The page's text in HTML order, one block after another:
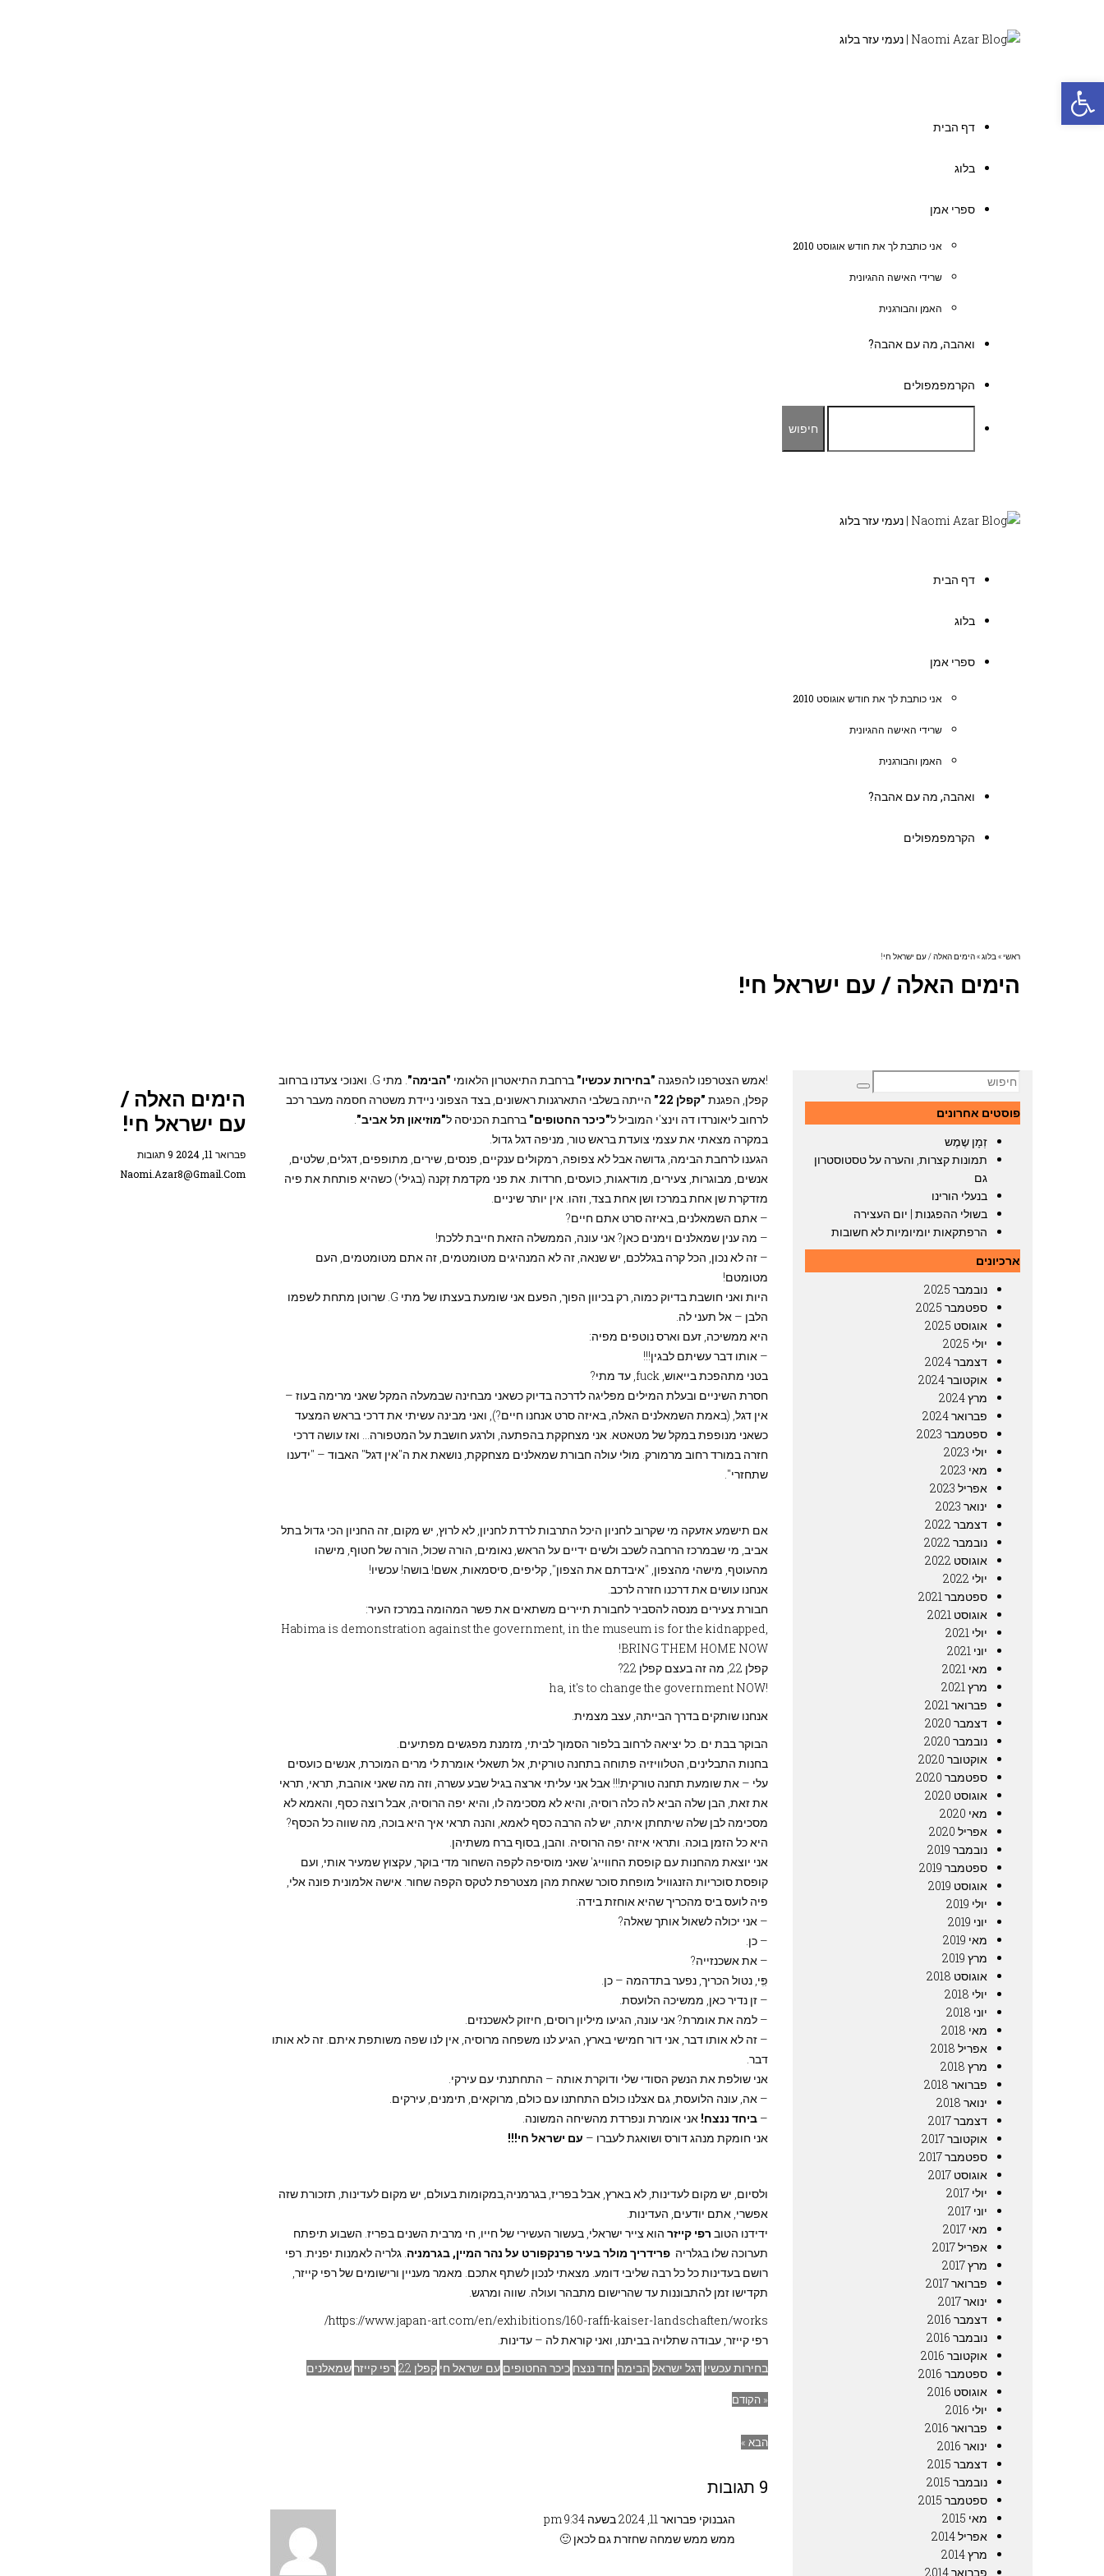
דף הבית
בלוג
ספרי אמן
אני כותבת לך את חודש אוגוסט 2010
שרידי האישה ההגיונית
האמן והבורגנית
ואהבה, מה עם אהבה?
הקרמפמפולים
דף הבית
בלוג
ספרי אמן
אני כותבת לך את חודש אוגוסט 2010
שרידי האישה ההגיונית
האמן והבורגנית
ואהבה, מה עם אהבה?
הקרמפמפולים
ראשי» בלוג»הימים האלה / עם ישראל חי!
הימים האלה / עם ישראל חי!
הימים האלה /
עם ישראל חי!
פברואר 11, 2024
9 תגובות
Naomi.azar8@gmail.com
!אמש הצטרפנו להפגנה "בחירות עכשיו" ברחבת התיאטרון הלאומי "הבימה"
. מתי G. ואנוכי צעדנו ברחוב
קפלן, הפגנת "קפלן 22" הייתה בשלבי התארגנות ראשונים, בצד הצפוני ניידת משטרה חסמה מעבר רכב
לרחוב ליאונרדו דה וינצ'י המוביל ל"כיכרהחטופים" ברחבת הכניסה ל"מוזיאון תל אביב"
במקרה מצאתי את עצמי צועדת בראש טור, מניפה דגל גדול.
הגענו לרחבת הבימה, גדושה אבל לא צפופה, רמקולים ענקיים, פנסים, שירים, מתופפים, דגלים, שלטים,
אנשים, מבוגרות, צעירים, מודאגות, כועסים, חרדות. את פני מקדמת זְקנה (בגילי) כשהיא פותחת את פיה
מזדקרת שן אחת במרכז ושן אחת בצד, וזהו. אין יותר שיניים.
– אתם השמאלנים, באיזה סרט אתם חיים?
– מה ענין שמאלנים וימנים כאן? אני עונה, הממשלה הזאת חייבת ללכת!
– זה לא נכון, הכל קרה בגללכם, יש שנאה, זה לא המנהיגים מטומטמים, זה אתם מטומטמים, העם
מטומטם!
היות ואני חושבת בדיוק כמוה, רק בכיוון הפוך, הפעם אני שומעת בעצתו של מתי G. שרוטן מתחת לשפמו
הלבן – אל תעני לה.
היא ממשיכה, זעם וארס נוטפים מפיה:
– אותו דבר עשיתם לבגין!!!
בטני מתהפכת בייאוש, fuck, עד מתי?
חסרת השיניים ובעלת המילים מפליגה לדרכה בדיוק כשאני מבחינה שבמעלה המקל שאני מרימה בעוז –
אין דגל, (באמת השמאלנים האלה, באיזה סרט אנחנו חיים?), ואני מבינה עשיתי את דרכי בראש המצעד
כשאני מנופפת במקל של מטאטא. אני מצחקקת בהפתעה, ולרגע חושבת על המטפורה… ואז עושה דרכי
חזרה במורד רחוב מרמורק. מולי עולה חבורת שמאלנים מצחקקת, נושאת את ה"אין דגל" האבוד – "ידענו
שתחזרי".
אם תישמע אזעקה מי שקרוב לחניון היכל התרבות לרדת לחניון, לא לרוץ, יש מקום, זה החניון הכי גדול בתל
אביב, מי שבמרכז הרחבה לשכב ולשים ידיים על הראש, נאומים, הורה שכול, הורה של חטוף, מישהו
מהעוטף, מישהי מהצפון, "איבדתם את הצפון", קליפים, סיסמאות, אשם! בושה! עכשיו!
אנחנו עושים את דרכנו חזרה לרכב.
חבורת צעירים מנסה להסביר לחבורת תיירים משתאים את פשר המהומה במרכז העיר:
Habima is demonstration against the government, in the museum is for the kidnapped,
BRING THEM HOME NOW!
קפלן 22, מה זה בעצם קפלן 22?
!ha, it's to change the government NOW
אנחנו שותקים בדרך הבייתה, עצב מצמית.
הבוקר בבת ים. כל יציאה לרחוב בלפור הסמוך לביתי, מזמנת מפגשים מפתיעים.
בחנות התבלינים, הטלוויזיה פתוחה בתחנה טורקית, אל תשאלי אומרת לי מרים המוכרת, אנשים כועסים
עלי – את שומעת תחנה טורקית!!! אבל אני עליתי ארצה בגיל שבע עשרה, וזה מה שאני אוהבת, תראי, תראי
את זאת, הבן שלה הביא לה כלה רוסיה, והיא לא מסכימה לו, והיא יפה הרוסיה, אבל רוצה כסף, והאמא לא
מסכימה לבן שלה שיתחתן איתה, יש לה הרבה כסף לאמא, והנה תראי איך היא בוכה, מה שווה כל הכסף?
היא כל הזמן בוכה. ותראי איזה יפה הרוסיה. והבן, בסוף ברח משתיהן.
אני יוצאת מהחנות עם קופסת החווייג' שאני מוסיפה לקפה השחור מדי בוקר, עקצוץ שמעיר אותי, ועם
קופסת סוכריות הזנגוויל מופחת סוכר שאחת מהן מצטרפת לטקס הקפה שחור. אישה אלמונית פונה אלי,
פיה לועס ביס מהכריך שהיא אוחזת בידה:
– אני יכולה לשאול אותך שאלה?
– כן.
– את אשכנזייה?
פִִּי, נטול הכריך, נפער בתדהמה – כן.
– זן נדיר כאן, ממשיכה הלועסת.
– למה את אומרת? אני עונה, הגיעו מיליון רוסים, חיזוק לאשכנזים.
– זה לא אותו דבר, אני דור חמישי בארץ, הגיע לנו משפחה מרוסיה, אין לנו שפה משותפת איתם. זה לא אותו
דבר.
אני שולפת את הנשק הסודי שלי ודוקרת אותה – התחתנתי עם עירקי.
– אה, עונה הלועסת, גם אצלנו כולם התחתנו עם כולם, מרוקאים, תימנים, עירקים.
–ביחד ננצח! אני אומרת ונפרדת מהשיחה המשונה.
אני חומקת מנהג דורס ושואגת לעברו – עם ישראל חי!!!
ולסיום, יש מקום לעדינות, לא בארץ, אבל בפריז, בגרמניה,במקומות בעולם, יש מקום לעדינות, תזכורת שזה
אפשרי, אתם יודעים, העדינות.
ידידנו הטוב רפי קייזר הוא צייר ישראלי, בעשור העשירי של חייו, חי מרבית השנים בפריז. השבוע תיפתח
תערוכה שלו בגלריהפרידריך מולר בעיר פרנקפורט על נהר המיין, בגרמניה . גלריה לאמנות יפנית. רפי
רושם בעדינות כל כל רבה שליבי דומע. מצאתי לנכון לשתף אתכם. מאמר מעניין ורישומים של רפי קייזר,
תקדישו זמן להתבוננות עד שהרישום מתבהר ועולה. שווה ומרגש.
https://www.japan-art.com/en/exhibitions/160-raffi-kaiser-landschaften/works/
רפי קייזר, עבודה שתלויה בביתנו, ואני קוראת לה – עדינות.
בחירות עכשיו דגל ישראל הבימה יחד ננצח כיכר החטופים עם ישראל חי קפלן 22 רפי קייזרשמאלנים
« הקודם
הבא »
9 תגובות
נוקיהגב
פברואר 11, 2024 בשעה 9:34 pm
ממש ממש שמחה שחזרת גם לכאן 🙂
פוסטים אחרונים
זְמָן שֶמֶש
תמונות קצרות, והערה על טסטוסטרון
גם
בנעלי הורינו
בשולי ההפגנות | יום העצירה
הרפתקאות יומיומיות לא חשובות
ארכיונים
נובמבר 2025
ספטמבר 2025
אוגוסט 2025
יולי 2025
דצמבר 2024
אוקטובר 2024
מרץ 2024
פברואר 2024
ספטמבר 2023
יולי 2023
מאי 2023
אפריל 2023
ינואר 2023
דצמבר 2022
נובמבר 2022
אוגוסט 2022
יולי 2022
ספטמבר 2021
אוגוסט 2021
יולי 2021
יוני 2021
מאי 2021
מרץ 2021
פברואר 2021
דצמבר 2020
נובמבר 2020
אוקטובר 2020
ספטמבר 2020
אוגוסט 2020
מאי 2020
אפריל 2020
נובמבר 2019
ספטמבר 2019
אוגוסט 2019
יולי 2019
יוני 2019
מאי 2019
מרץ 2019
אוגוסט 2018
יולי 2018
יוני 2018
מאי 2018
אפריל 2018
מרץ 2018
פברואר 2018
ינואר 2018
דצמבר 2017
אוקטובר 2017
ספטמבר 2017
אוגוסט 2017
יולי 2017
יוני 2017
מאי 2017
אפריל 2017
מרץ 2017
פברואר 2017
ינואר 2017
דצמבר 2016
נובמבר 2016
אוקטובר 2016
ספטמבר 2016
אוגוסט 2016
יולי 2016
פברואר 2016
ינואר 2016
דצמבר 2015
נובמבר 2015
ספטמבר 2015
מאי 2015
אפריל 2014
מרץ 2014
פברואר 2014
פתח סרגל נגישות